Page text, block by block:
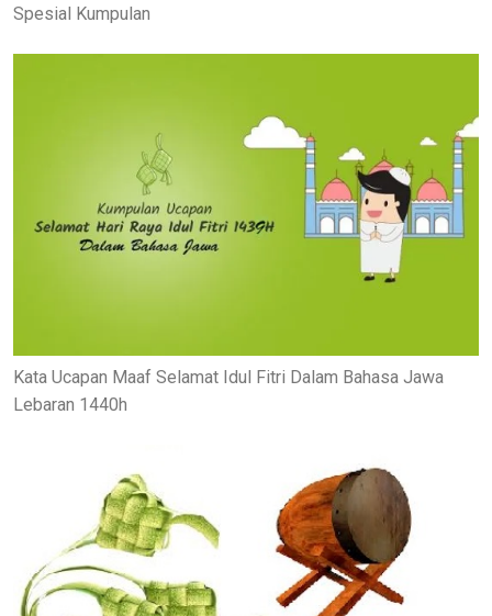
Spesial Kumpulan
Kata Ucapan Maaf Selamat Idul Fitri Dalam Bahasa Jawa
Lebaran 1440h